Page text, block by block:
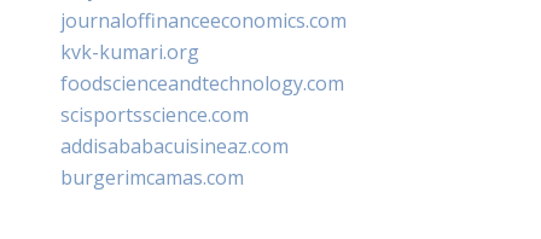
journaloffinanceeconomics.com
kvk-kumari.org
foodscienceandtechnology.com
scisportsscience.com
addisababacuisineaz.com
burgerimcamas.com